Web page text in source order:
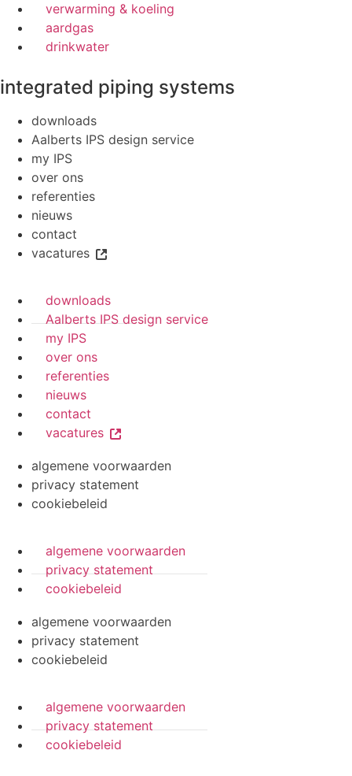
verwarming & koeling
aardgas
drinkwater
integrated piping systems
downloads
Aalberts IPS design service
my IPS
over ons
referenties
nieuws
contact
vacatures
downloads
Aalberts IPS design service
my IPS
over ons
referenties
nieuws
contact
vacatures
algemene voorwaarden
privacy statement
cookiebeleid
algemene voorwaarden
privacy statement
cookiebeleid
algemene voorwaarden
privacy statement
cookiebeleid
algemene voorwaarden
privacy statement
cookiebeleid